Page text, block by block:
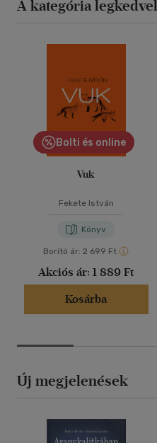
A kategória
Bolti és online
Vuk
Fekete István
Könyv
Borító ár: 2 699 Ft
Akciós ár: 1 889 Ft
Kosárba
Új megjelenések